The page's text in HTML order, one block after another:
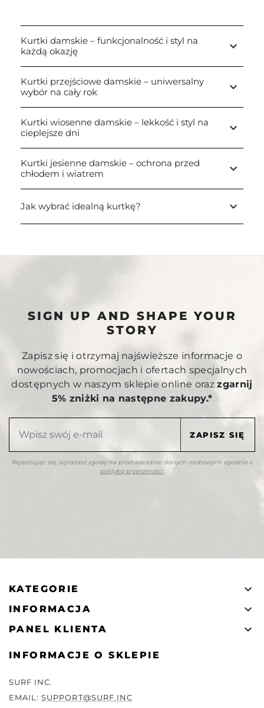
Kurtki damskie – funkcjonalność i styl na
każdą okazję
keyboard_arrow_down
Kurtki przejściowe damskie – uniwersalny
wybór na cały rok
keyboard_arrow_down
Kurtki wiosenne damskie – lekkość i styl na
cieplejsze dni
keyboard_arrow_down
Kurtki jesienne damskie – ochrona przed
chłodem i wiatrem
keyboard_arrow_down
Jak wybrać idealną kurtkę? keyboard_arrow_down
SIGN UP AND SHAPE YOUR
STORY
Zapisz się i otrzymaj najświeższe informacje o
nowościach, promocjach i ofertach specjalnych
dostępnych w naszym sklepie online orazzgarnij
5% zniżki na następne zakupy.*
Rejestrując się, wyrażasz zgodę na przetwarzanie danych osobowych zgodnie z
polityką prywatności.
KATEGORIE 
INFORMACJA 
PANEL KLIENTA 
INFORMACJE O SKLEPIE
SURF INC.
EMAIL:SUPPORT@SURF.INC